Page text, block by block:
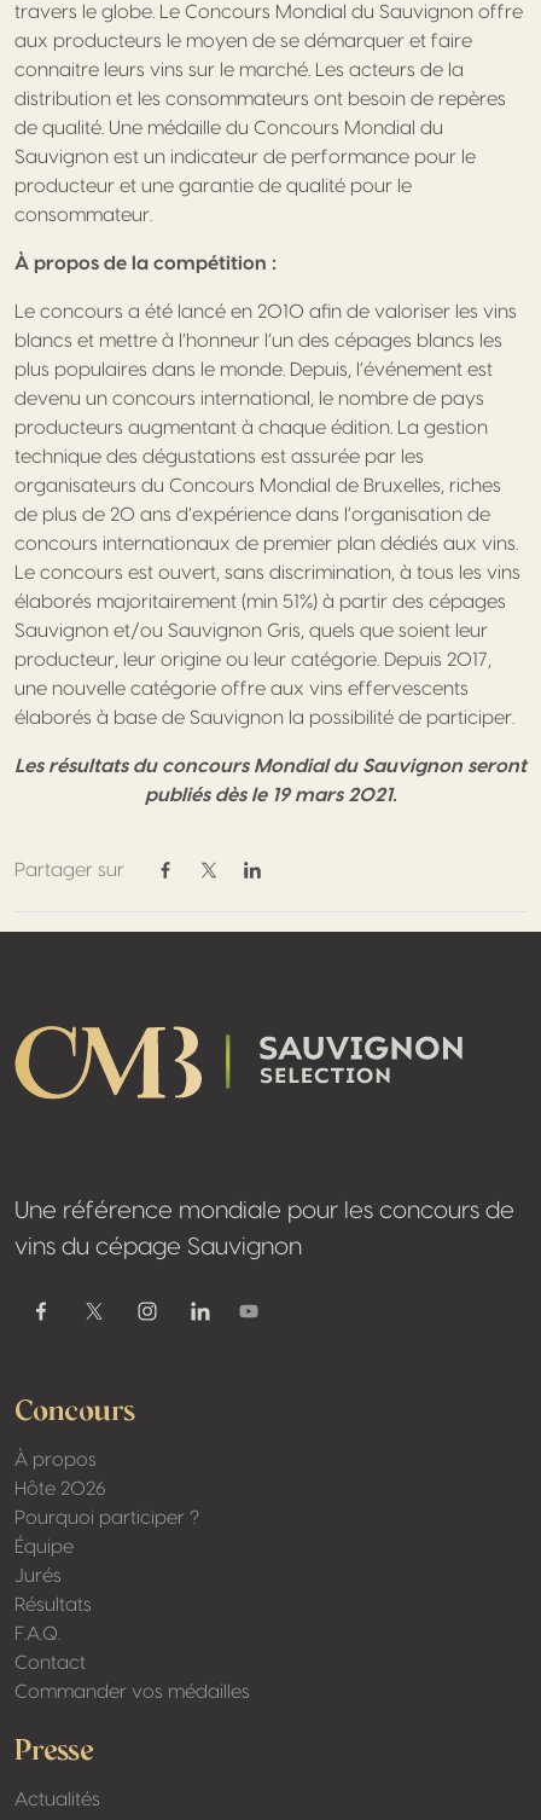
travers le globe. Le Concours Mondial du Sauvignon offre
aux producteurs le moyen de se démarquer et faire
connaitre leurs vins sur le marché. Les acteurs de la
distribution et les consommateurs ont besoin de repères
de qualité. Une médaille du Concours Mondial du
Sauvignon est un indicateur de performance pour le
producteur et une garantie de qualité pour le
consommateur.
À propos de la compétition :
Le concours a été lancé en 2010 afin de valoriser les vins
blancs et mettre à l’honneur l’un des cépages blancs les
plus populaires dans le monde. Depuis, l’événement est
devenu un concours international, le nombre de pays
producteurs augmentant à chaque édition. La gestion
technique des dégustations est assurée par les
organisateurs du Concours Mondial de Bruxelles, riches
de plus de 20 ans d’expérience dans l’organisation de
concours internationaux de premier plan dédiés aux vins.
Le concours est ouvert, sans discrimination, à tous les vins
élaborés majoritairement (min 51%) à partir des cépages
Sauvignon et/ou Sauvignon Gris, quels que soient leur
producteur, leur origine ou leur catégorie. Depuis 2017,
une nouvelle catégorie offre aux vins effervescents
élaborés à base de Sauvignon la possibilité de participer.
Les résultats du concours Mondial du Sauvignon seront
publiés dès le 19 mars 2021.
Partager sur
Partager sur Facebook
Partager sur Twitter / X
Partager sur Linkedin
Une référence mondiale pour les concours de
vins du cépage Sauvignon
FacebookTwitter / XInstagramLinkedinYoutube
Concours
À propos
Hôte 2026
Pourquoi participer ?
Équipe
Jurés
Résultats
F.A.Q.
Contact
Commander vos médailles
Presse
Actualités